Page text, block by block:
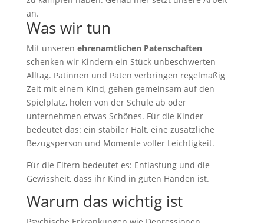
an.
Was wir tun
Mit unseren ehrenamtlichen Patenschaften
schenken wir Kindern ein Stück unbeschwerten
Alltag. Patinnen und Paten verbringen regelmäßig
Zeit mit einem Kind, gehen gemeinsam auf den
Spielplatz, holen von der Schule ab oder
unternehmen etwas Schönes. Für die Kinder
bedeutet das: ein stabiler Halt, eine zusätzliche
Bezugsperson und Momente voller Leichtigkeit.
Für die Eltern bedeutet es: Entlastung und die
Gewissheit, dass ihr Kind in guten Händen ist.
Warum das wichtig ist